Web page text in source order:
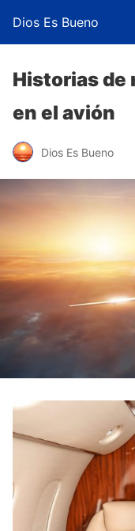
Dios Es Bueno
Historias de
en el avión
Dios Es Bueno